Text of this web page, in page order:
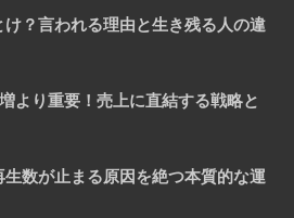
？言われる理由と生き残る人の違
より重要！売上に直結する戦略と
数が止まる原因を絶つ本質的な運